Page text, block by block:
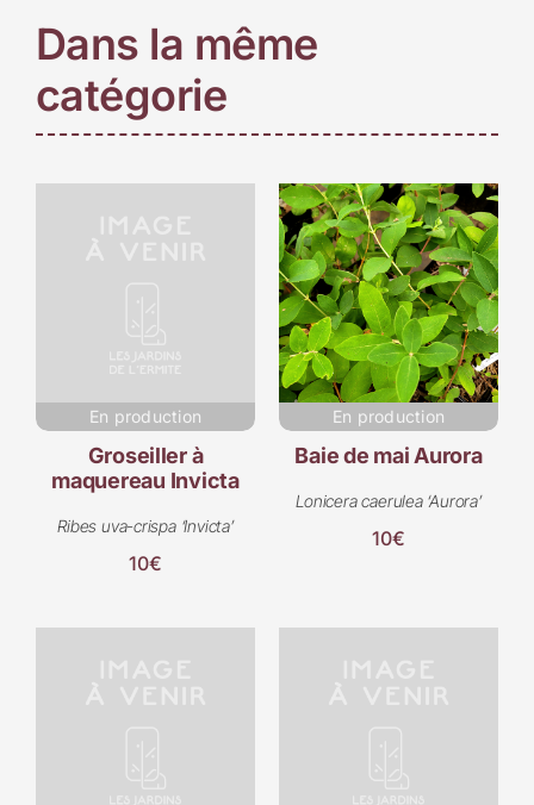
Dans la même
catégorie
En production
Groseiller à
maquereau Invicta
Ribes uva-crispa ‘Invicta’
10€
En production
Baie de mai Aurora
Lonicera caerulea ‘Aurora’
10€